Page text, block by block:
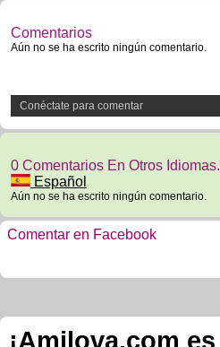
Comentarios
Aún no se ha escrito ningún comentario.
Conéctate para comentar
0 Comentarios En Otros Idiomas.
Español
Aún no se ha escrito ningún comentario.
Comentar en Facebook
¡Amilova.com